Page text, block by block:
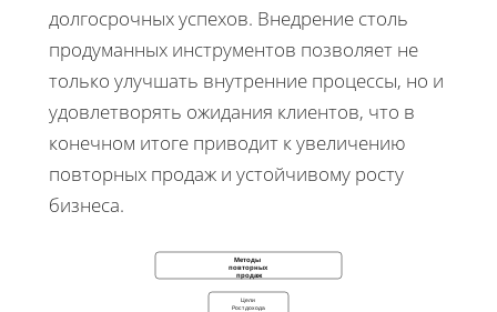
долгосрочных успехов. Внедрение столь
продуманных инструментов позволяет не
только улучшать внутренние процессы, но и
удовлетворять ожидания клиентов, что в
конечном итоге приводит к увеличению
повторных продаж и устойчивому росту
бизнеса.
Методы
повторных
продаж
Цели
Рост дохода